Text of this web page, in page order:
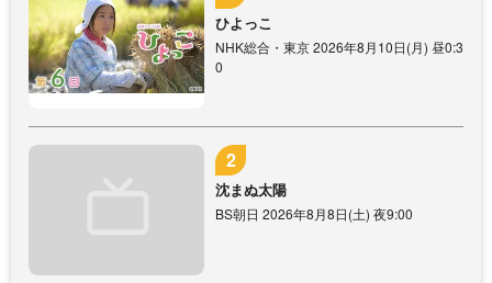
ひよっこ
NHK総合・東京 2026年8月10日(月) 昼0:3
0
沈まぬ太陽
BS朝日 2026年8月8日(土) 夜9:00